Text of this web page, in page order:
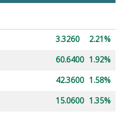
3.3260
2.21%
60.6400 1.92%
42.3600 1.58%
15.0600 1.35%